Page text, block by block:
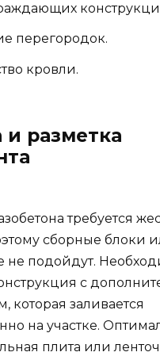
перегородок.
кровли.
и разметка
требуется
сборные блоки
не подойдут.
с
которая заливается
на участке.
плита или